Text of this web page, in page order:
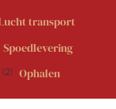
transport
Spoedlevering
Ophalen